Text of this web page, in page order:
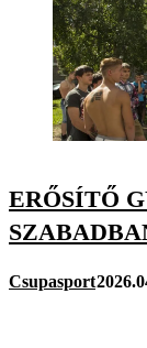
ERŐSÍTŐ
Csupasport